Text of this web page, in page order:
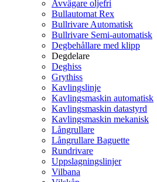
Avvägare oljefri
Bullautomat Rex
Bullrivare Automatisk
Bullrivare Semi-automatisk
Degbehållare med klipp
Degdelare
Deghiss
Grythiss
Kavlingslinje
Kavlingsmaskin automatisk
Kavlingsmaskin datastyrd
Kavlingsmaskin mekanisk
Långrullare
Långrullare Baguette
Rundrivare
Uppslagningslinjer
Vilbana